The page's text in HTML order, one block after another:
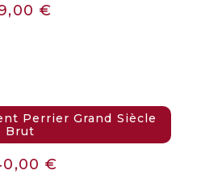
€
Perrier Grand Siècle
Brut
€